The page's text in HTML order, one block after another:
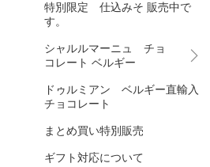
特別限定 仕込みそ 販売中で
す。
シャルルマーニュ チョ
コレート ベルギー
ドゥルミアン ベルギー直輸入
チョコレート
まとめ買い特別販売
ギフト対応について
5
個・4個入 みそ 添加物不使用
3,456